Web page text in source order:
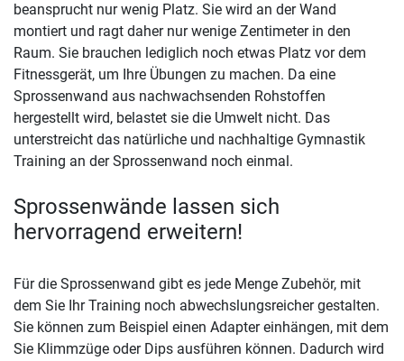
beansprucht nur wenig Platz. Sie wird an der Wand
montiert und ragt daher nur wenige Zentimeter in den
Raum. Sie brauchen lediglich noch etwas Platz vor dem
Fitnessgerät, um Ihre Übungen zu machen. Da eine
Sprossenwand aus nachwachsenden Rohstoffen
hergestellt wird, belastet sie die Umwelt nicht. Das
unterstreicht das natürliche und nachhaltige Gymnastik
Training an der Sprossenwand noch einmal.
Sprossenwände lassen sich
hervorragend erweitern!
Für die Sprossenwand gibt es jede Menge Zubehör, mit
dem Sie Ihr Training noch abwechslungsreicher gestalten.
Sie können zum Beispiel einen Adapter einhängen, mit dem
Sie Klimmzüge oder Dips ausführen können. Dadurch wird